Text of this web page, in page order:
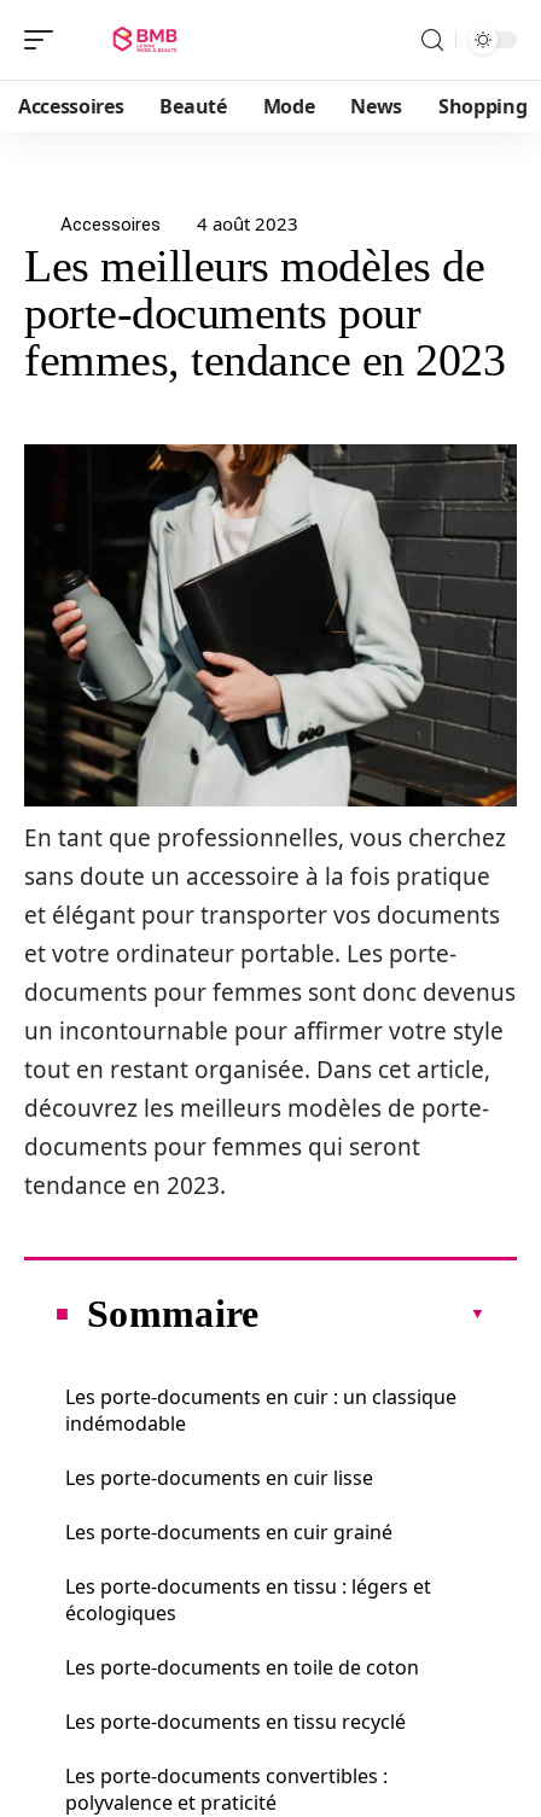
Accessoires Beauté Mode News Shopping
Accessoires 4 août 2023
Les meilleurs modèles de
porte-documents pour
femmes, tendance en 2023
En tant que professionnelles, vous cherchez
sans doute un accessoire à la fois pratique
et élégant pour transporter vos documents
et votre ordinateur portable. Les porte-
documents pour femmes sont donc devenus
un incontournable pour affirmer votre style
tout en restant organisée. Dans cet article,
découvrez les meilleurs modèles de porte-
documents pour femmes qui seront
tendance en 2023.
Sommaire
Les porte-documents en cuir : un classique
indémodable
Les porte-documents en cuir lisse
Les porte-documents en cuir grainé
Les porte-documents en tissu : légers et
écologiques
Les porte-documents en toile de coton
Les porte-documents en tissu recyclé
Les porte-documents convertibles :
polyvalence et praticité